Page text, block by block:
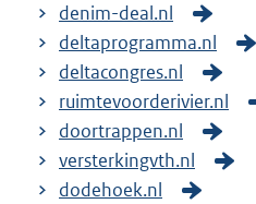
denim-deal.nl
deltaprogramma.nl
deltacongres.nl
ruimtevoorderivier.nl
doortrappen.nl
versterkingvth.nl
dodehoek.nl